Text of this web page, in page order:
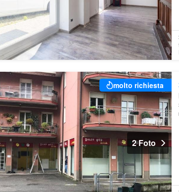
molto richiesta
2 Foto